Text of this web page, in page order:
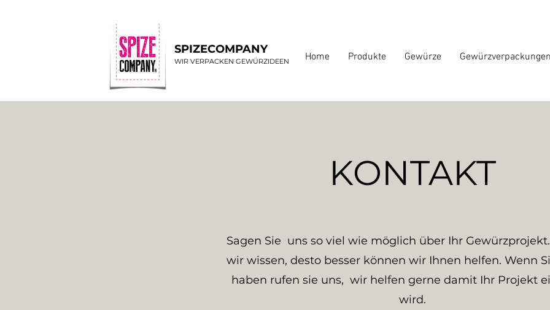
SPIZECOMPANY
WIR VERPACKEN GEWÜRZIDEEN Home Produkte Gewürze Gewürzverpackungen
KONTAKT
Sagen Sie uns so viel wie möglich über Ihr
wir wissen, desto besser können wir Ihnen helfen. Wenn
haben rufen sie uns, wir helfen gerne damit Ihr Projekt
wird.